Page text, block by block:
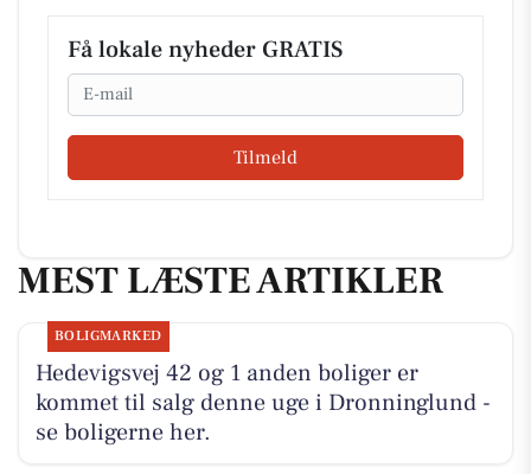
Få lokale nyheder GRATIS
Email
Tilmeld
MEST LÆSTE ARTIKLER
BOLIGMARKED
Hedevigsvej 42 og 1 anden boliger er
kommet til salg denne uge i Dronninglund -
se boligerne her.